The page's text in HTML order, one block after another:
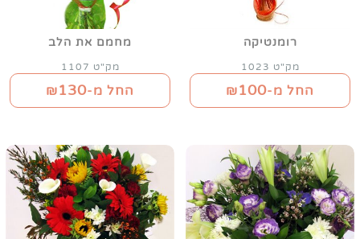
רומנטיקה
מק"ט 1023
החל מ-₪100
מחמם את הלב
מק"ט 1107
החל מ-₪130